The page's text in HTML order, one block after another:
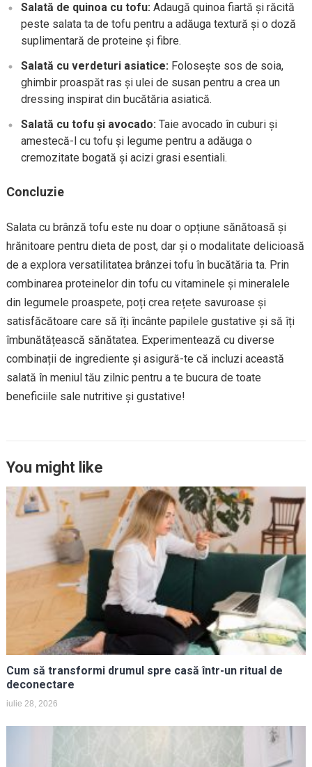
Salată de quinoa cu tofu: Adaugă quinoa fiartă și răcită
peste salata ta de tofu pentru a adăuga textură și o doză
suplimentară de proteine și fibre.
Salată cu verdeturi asiatice: Folosește sos de soia,
ghimbir proaspăt ras și ulei de susan pentru a crea un
dressing inspirat din bucătăria asiatică.
Salată cu tofu și avocado: Taie avocado în cuburi și
amestecă-l cu tofu și legume pentru a adăuga o
cremozitate bogată și acizi grasi esentiali.
Concluzie
Salata cu brânză tofu este nu doar o opțiune sănătoasă și
hrănitoare pentru dieta de post, dar și o modalitate delicioasă
de a explora versatilitatea brânzei tofu în bucătăria ta. Prin
combinarea proteinelor din tofu cu vitaminele și mineralele
din legumele proaspete, poți crea rețete savuroase și
satisfăcătoare care să îți încânte papilele gustative și să îți
îmbunătățească sănătatea. Experimentează cu diverse
combinații de ingrediente și asigură-te că incluzi această
salată în meniul tău zilnic pentru a te bucura de toate
beneficiile sale nutritive și gustative!
You might like
Cum să transformi drumul spre casă într-un ritual de
deconectare
iulie 28, 2026